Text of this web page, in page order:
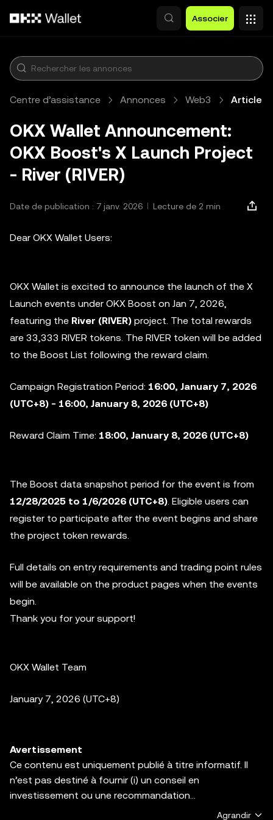
Associer
Centre d’assistance Annonces Web3 Article
OKX Wallet Announcement:
OKX Boost's X Launch Project
- River (RIVER)
Date de publication : 7 janv. 2026 Lecture de 2 min
Dear OKX Wallet Users:
OKX Wallet is excited to announce the launch of the X
Launch events under OKX Boost on Jan 7, 2026,
featuring the River (RIVER) project. The total rewards
are 33,333 RIVER tokens. The RIVER token will be added
to the Boost List following the reward claim.
Campaign Registration Period: 16:00, January 7, 2026
(UTC+8) - 16:00, January 8, 2026 (UTC+8)
Reward Claim Time: 18:00, January 8, 2026 (UTC+8)
The Boost data snapshot period for the event is from
12/28/2025 to 1/6/2026 (UTC+8). Eligible users can
register to participate after the event begins and share
the project token rewards.
Full details on entry requirements and trading point rules
will be available on the product pages when the events
begin.
Thank you for your support!
OKX Wallet Team
January 7, 2026 (UTC+8)
Avertissement
Ce contenu est uniquement publié à titre informatif. Il
n’est pas destiné à fournir (i) un conseil en
investissement ou une recommandation
d’investissement, (ii) une offre, une sollicitation ou une
Agrandir